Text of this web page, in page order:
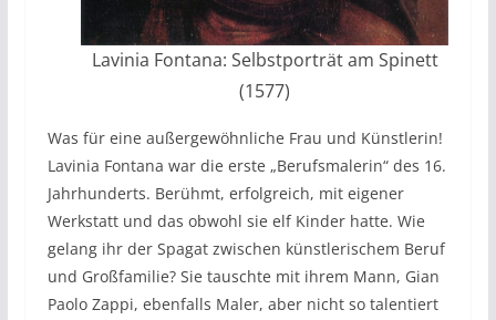
Lavinia Fontana: Selbstporträt am Spinett
(1577)
Was für eine außergewöhnliche Frau und Künstlerin!
Lavinia Fontana war die erste „Berufsmalerin“ des 16.
Jahrhunderts. Berühmt, erfolgreich, mit eigener
Werkstatt und das obwohl sie elf Kinder hatte. Wie
gelang ihr der Spagat zwischen künstlerischem Beruf
und Großfamilie? Sie tauschte mit ihrem Mann, Gian
Paolo Zappi, ebenfalls Maler, aber nicht so talentiert